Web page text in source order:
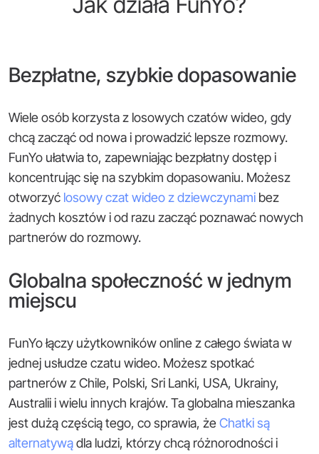
Bezpłatne, szybkie dopasowanie
Wiele osób korzysta z losowych czatów wideo, gdy
chcą zacząć od nowa i prowadzić lepsze rozmowy.
FunYo ułatwia to, zapewniając bezpłatny dostęp i
koncentrując się na szybkim dopasowaniu. Możesz
otworzyć losowy czat wideo z dziewczynami bez
żadnych kosztów i od razu zacząć poznawać nowych
partnerów do rozmowy.
Globalna społeczność w jednym
miejscu
FunYo łączy użytkowników online z całego świata w
jednej usłudze czatu wideo. Możesz spotkać
partnerów z Chile, Polski, Sri Lanki, USA, Ukrainy,
Australii i wielu innych krajów. Ta globalna mieszanka
jest dużą częścią tego, co sprawia, że Chatki są
alternatywądla ludzi, którzy chcą różnorodności i